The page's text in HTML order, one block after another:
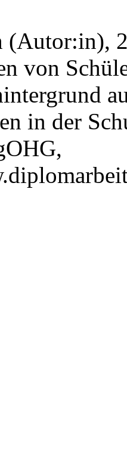
(Autor:in),
von
in der